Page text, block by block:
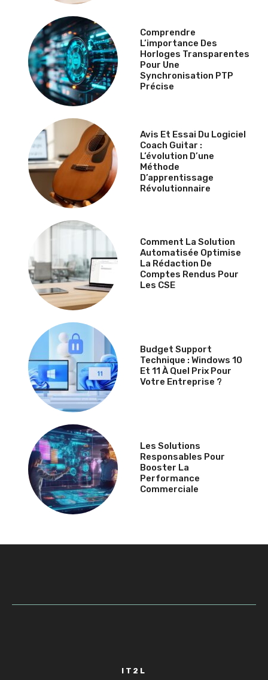
Comprendre
L’importance Des
Horloges Transparentes
Pour Une
Synchronisation PTP
Précise
Avis Et Essai Du Logiciel
Coach Guitar :
L’évolution D’une
Méthode
D’apprentissage
Révolutionnaire
Comment La Solution
Automatisée Optimise
La Rédaction De
Comptes Rendus Pour
Les CSE
Budget Support
Technique : Windows 10
Et 11 À Quel Prix Pour
Votre Entreprise ?
Les Solutions
Responsables Pour
Booster La
Performance
Commerciale
IT2L